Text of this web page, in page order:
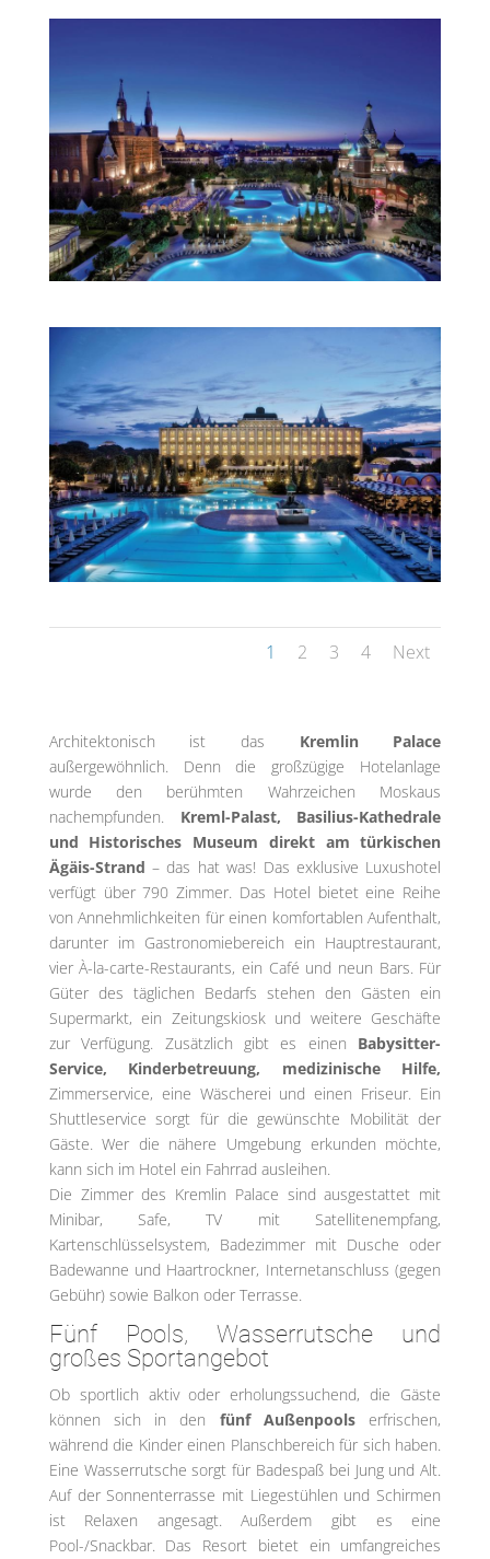
1 2 3 4 Next
Architektonisch ist das Kremlin Palace
außergewöhnlich. Denn die großzügige Hotelanlage
wurde den berühmten Wahrzeichen Moskaus
nachempfunden. Kreml-Palast, Basilius-Kathedrale
und Historisches Museum direkt am türkischen
Ägäis-Strand – das hat was! Das exklusive Luxushotel
verfügt über 790 Zimmer. Das Hotel bietet eine Reihe
von Annehmlichkeiten für einen komfortablen Aufenthalt,
darunter im Gastronomiebereich ein Hauptrestaurant,
vier À-la-carte-Restaurants, ein Café und neun Bars. Für
Güter des täglichen Bedarfs stehen den Gästen ein
Supermarkt, ein Zeitungskiosk und weitere Geschäfte
zur Verfügung. Zusätzlich gibt es einen Babysitter-
Service, Kinderbetreuung, medizinische Hilfe,
Zimmerservice, eine Wäscherei und einen Friseur. Ein
Shuttleservice sorgt für die gewünschte Mobilität der
Gäste. Wer die nähere Umgebung erkunden möchte,
kann sich im Hotel ein Fahrrad ausleihen.
Die Zimmer des Kremlin Palace sind ausgestattet mit
Minibar, Safe, TV mit Satellitenempfang,
Kartenschlüsselsystem, Badezimmer mit Dusche oder
Badewanne und Haartrockner, Internetanschluss (gegen
Gebühr) sowie Balkon oder Terrasse.
Fünf Pools, Wasserrutsche und
großes Sportangebot
Ob sportlich aktiv oder erholungssuchend, die Gäste
können sich in den fünf Außenpoolserfrischen,
während die Kinder einen Planschbereich für sich haben.
Eine Wasserrutsche sorgt für Badespaß bei Jung und Alt.
Auf der Sonnenterrasse mit Liegestühlen und Schirmen
ist Relaxen angesagt. Außerdem gibt es eine
Pool-/Snackbar. Das Resort bietet ein umfangreiches